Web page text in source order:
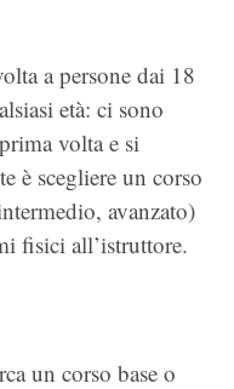
a persone dai 18
età: ci sono
volta e si
è scegliere un corso
avanzato)
fisici all’istruttore.
un corso base o